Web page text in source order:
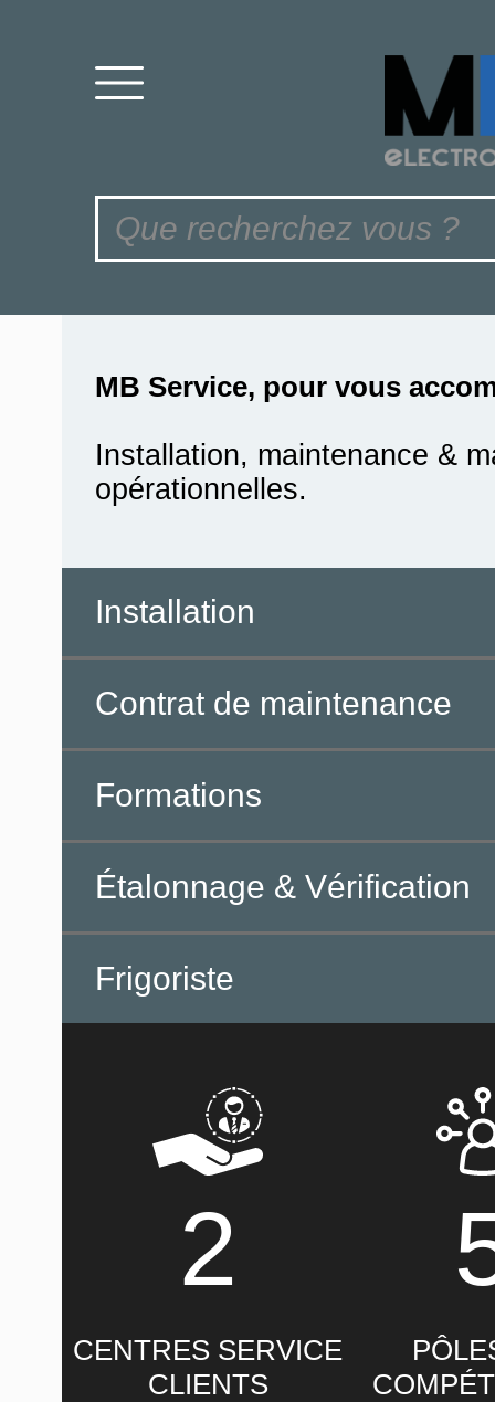
MB Service, pour vous
Installation, maintenance &
opérationnelles.
Installation
Contrat de maintenance
Formations
Étalonnage & Vérification
Frigoriste
2
CENTRES SERVICE
CLIENTS